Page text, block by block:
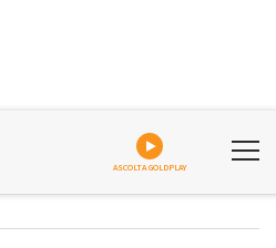
ASCOLTA GOLDPLAY